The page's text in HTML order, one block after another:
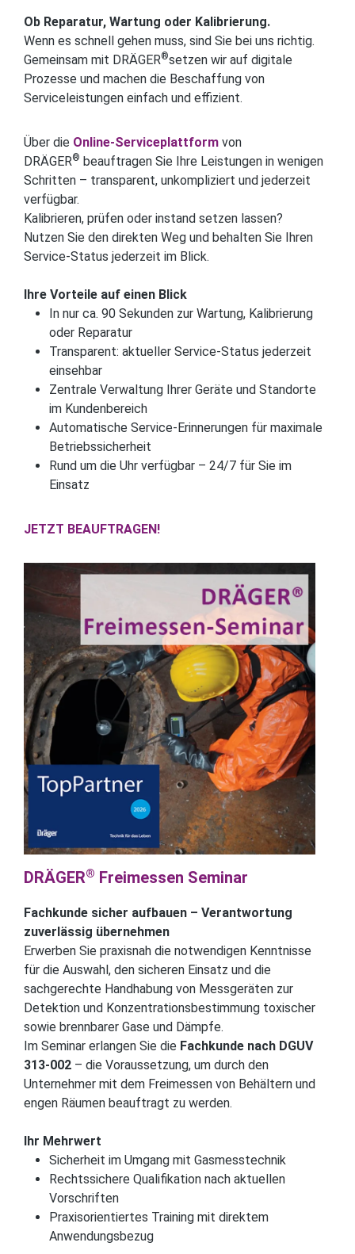
Ob Reparatur, Wartung oder Kalibrierung.
Wenn es schnell gehen muss, sind Sie bei uns richtig.
Gemeinsam mit DRÄGER®setzen wir auf digitale
Prozesse und machen die Beschaffung von
Serviceleistungen einfach und effizient.
Über die Online-Serviceplattform von
DRÄGER® beauftragen Sie Ihre Leistungen in wenigen
Schritten – transparent, unkompliziert und jederzeit
verfügbar.
Kalibrieren, prüfen oder instand setzen lassen?
Nutzen Sie den direkten Weg und behalten Sie Ihren
Service-Status jederzeit im Blick.
Ihre Vorteile auf einen Blick
In nur ca. 90 Sekunden zur Wartung, Kalibrierung
oder Reparatur
Transparent: aktueller Service-Status jederzeit
einsehbar
Zentrale Verwaltung Ihrer Geräte und Standorte
im Kundenbereich
Automatische Service-Erinnerungen für maximale
Betriebssicherheit
Rund um die Uhr verfügbar – 24/7 für Sie im
Einsatz
JETZT BEAUFTRAGEN!
DRÄGER® Freimessen Seminar
Fachkunde sicher aufbauen – Verantwortung
zuverlässig übernehmen
Erwerben Sie praxisnah die notwendigen Kenntnisse
für die Auswahl, den sicheren Einsatz und die
sachgerechte Handhabung von Messgeräten zur
Detektion und Konzentrationsbestimmung toxischer
sowie brennbarer Gase und Dämpfe.
Im Seminar erlangen Sie die Fachkunde nach DGUV
313-002 – die Voraussetzung, um durch den
Unternehmer mit dem Freimessen von Behältern und
engen Räumen beauftragt zu werden.
Ihr Mehrwert
Sicherheit im Umgang mit Gasmesstechnik
Rechtssichere Qualifikation nach aktuellen
Vorschriften
Praxisorientiertes Training mit direktem
Anwendungsbezug